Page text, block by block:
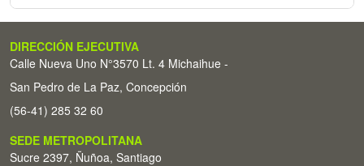
DIRECCIÓN EJECUTIVA
Calle Nueva Uno N°3570 Lt. 4 Michaihue -
San Pedro de La Paz, Concepción
(56-41) 285 32 60
SEDE METROPOLITANA
Sucre 2397, Ñuñoa, Santiago